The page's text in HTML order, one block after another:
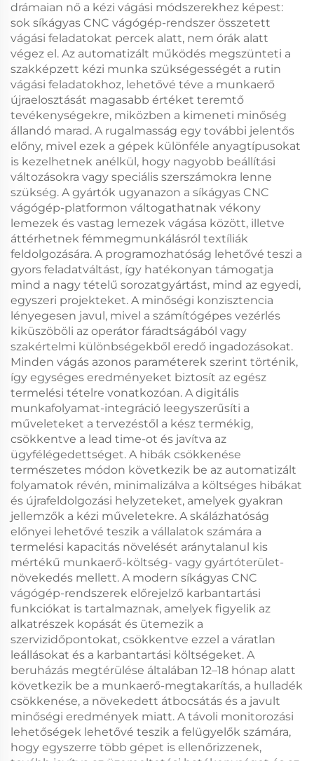
drámaian nő a kézi vágási módszerekhez képest:
sok síkágyas CNC vágógép-rendszer összetett
vágási feladatokat percek alatt, nem órák alatt
végez el. Az automatizált működés megszünteti a
szakképzett kézi munka szükségességét a rutin
vágási feladatokhoz, lehetővé téve a munkaerő
újraelosztását magasabb értéket teremtő
tevékenységekre, miközben a kimeneti minőség
állandó marad. A rugalmasság egy további jelentős
előny, mivel ezek a gépek különféle anyagtípusokat
is kezelhetnek anélkül, hogy nagyobb beállítási
változásokra vagy speciális szerszámokra lenne
szükség. A gyártók ugyanazon a síkágyas CNC
vágógép-platformon váltogathatnak vékony
lemezek és vastag lemezek vágása között, illetve
áttérhetnek fémmegmunkálásról textíliák
feldolgozására. A programozhatóság lehetővé teszi a
gyors feladatváltást, így hatékonyan támogatja
mind a nagy tételű sorozatgyártást, mind az egyedi,
egyszeri projekteket. A minőségi konzisztencia
lényegesen javul, mivel a számítógépes vezérlés
kiküszöböli az operátor fáradtságából vagy
szakértelmi különbségekből eredő ingadozásokat.
Minden vágás azonos paraméterek szerint történik,
így egységes eredményeket biztosít az egész
termelési tételre vonatkozóan. A digitális
munkafolyamat-integráció leegyszerűsíti a
műveleteket a tervezéstől a kész termékig,
csökkentve a lead time-ot és javítva az
ügyfélégedettséget. A hibák csökkenése
természetes módon következik be az automatizált
folyamatok révén, minimalizálva a költséges hibákat
és újrafeldolgozási helyzeteket, amelyek gyakran
jellemzők a kézi műveletekre. A skálázhatóság
előnyei lehetővé teszik a vállalatok számára a
termelési kapacitás növelését aránytalanul kis
mértékű munkaerő-költség- vagy gyártóterület-
növekedés mellett. A modern síkágyas CNC
vágógép-rendszerek előrejelző karbantartási
funkciókat is tartalmaznak, amelyek figyelik az
alkatrészek kopását és ütemezik a
szervizidőpontokat, csökkentve ezzel a váratlan
leállásokat és a karbantartási költségeket. A
beruházás megtérülése általában 12–18 hónap alatt
következik be a munkaerő-megtakarítás, a hulladék
csökkenése, a növekedett átbocsátás és a javult
minőségi eredmények miatt. A távoli monitorozási
lehetőségek lehetővé teszik a felügyelők számára,
hogy egyszerre több gépet is ellenőrizzenek,